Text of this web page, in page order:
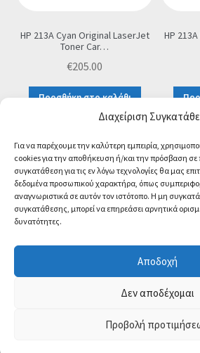
Διαχείριση
Για να παρέχουμε την καλύτερη εμπειρία,
cookies για την αποθήκευση ή/και την πρόσβαση
συγκατάθεση για τις εν λόγω τεχνολογίες θα μας
δεδομένα προσωπικού χαρακτήρα, όπως
αναγνωριστικά σε αυτόν τον ιστότοπο. Η μη
συγκατάθεσης, μπορεί να επηρεάσει αρνητικά
δυνατότητες.
Αποδοχή
Δεν αποδέχομαι
Προβολή
HP 213A Cyan Original LaserJet
Toner Car…
€205.00
Προσθήκη στο καλάθι
HP
Προβάλλονται όλα - 3 αποτελέσματα
by
© CA-MICROLAND 2026
Papaki Managed
WooCommerce